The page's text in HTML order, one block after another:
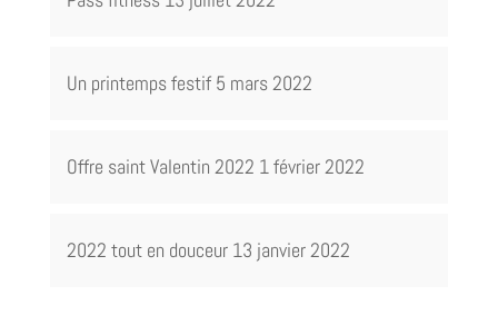
Un printemps festif 5 mars 2022
Offre saint Valentin 2022 1 février 2022
2022 tout en douceur 13 janvier 2022